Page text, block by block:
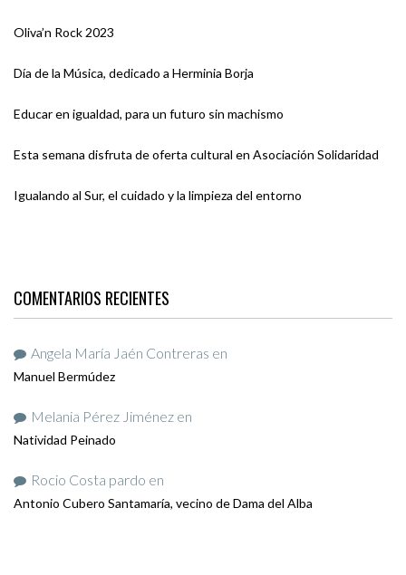
Oliva’n Rock 2023
Día de la Música, dedicado a Herminia Borja
Educar en igualdad, para un futuro sin machismo
Esta semana disfruta de oferta cultural en Asociación Solidaridad
Igualando al Sur, el cuidado y la limpieza del entorno
COMENTARIOS RECIENTES
Angela María Jaén Contreras en
Manuel Bermúdez
Melania Pérez Jiménez en
Natividad Peinado
Rocio Costa pardo en
Antonio Cubero Santamaría, vecino de Dama del Alba